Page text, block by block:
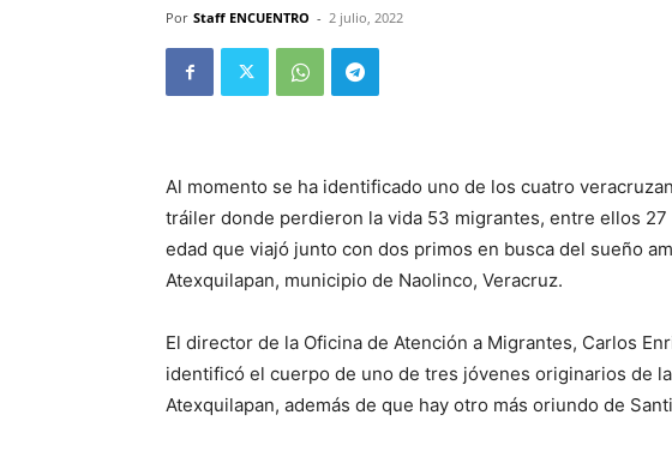
Por Staff ENCUENTRO - 2 julio, 2022
Al momento se ha identificado uno de los cuatro
tráiler donde perdieron la vida 53 migrantes, entre ellos
edad que viajó junto con dos primos en busca del sueño
Atexquilapan, municipio de Naolinco, Veracruz.
El director de la Oficina de Atención a Migrantes, Carlos
identificó el cuerpo de uno de tres jóvenes originarios de
Atexquilapan, además de que hay otro más oriundo de